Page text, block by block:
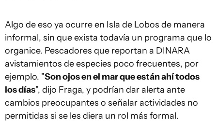
Algo de eso ya ocurre en Isla de Lobos de manera
informal, sin que exista todavía un programa que lo
organice. Pescadores que reportan a DINARA
avistamientos de especies poco frecuentes, por
ejemplo. "Son ojos en el mar que están ahí todos
los días", dijo Fraga, y podrían dar alerta ante
cambios preocupantes o señalar actividades no
permitidas si se les diera un rol más formal.